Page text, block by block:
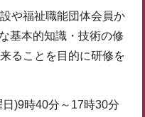
や福祉職能団体会員か
基本的知識・技術の修
ることを目的に研修を
)9時40分～17時30分